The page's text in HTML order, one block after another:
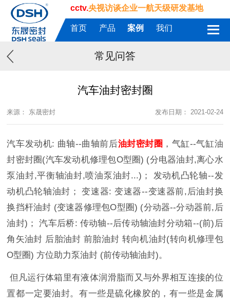
cctv.央视访谈企业一航天级研发基地
首页 产品 案例 我们
常见问答
汽车油封密封圈
来源： 东晟密封 发布日期： 2021-02-24
汽车发动机: 曲轴--曲轴前后油封密封圈 ，气缸--气缸油
封密封圈(汽车发动机修理包O型圈) (分电器油封,离心水
泵油封,平衡轴油封,喷油泵油封...)； 发动机凸轮轴--发
动机凸轮轴油封； 变速器: 变速器--变速器前,后油封换
换挡杆油封 (变速器修理包O型圈) (分动器--分动器前,后
油封)； 汽车后桥: 传动轴--后传动轴油封分动箱--(前)后
角矢油封 后胎油封 前胎油封 转向机油封(转向机修理包
O型圈) 方位助力泵油封 (前传动轴油封)。
但凡运行体箱里有液体润滑脂而又与外界相互连接的位
置都一定要油封。有一些是硫化橡胶的，有一些是金属